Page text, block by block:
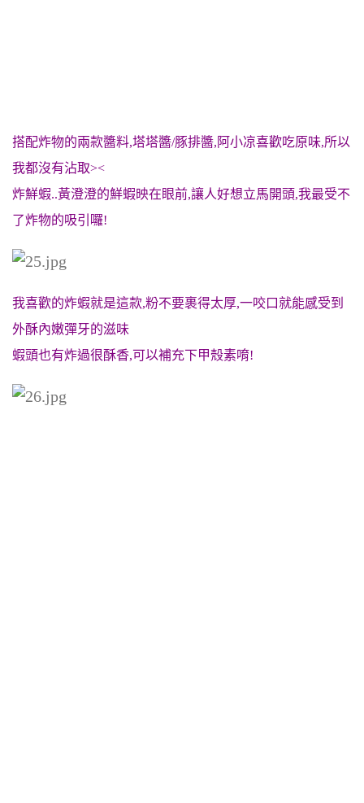
搭配炸物的兩款醬料,塔塔醬/豚排醬,阿小凉喜歡吃原味,所以
我都沒有沾取><
炸鮮蝦..黃澄澄的鮮蝦映在眼前,讓人好想立馬開頭,我最受不
了炸物的吸引囉!
我喜歡的炸蝦就是這款,粉不要裹得太厚,一咬口就能感受到
外酥內嫩彈牙的滋味
蝦頭也有炸過很酥香,可以補充下甲殼素唷!